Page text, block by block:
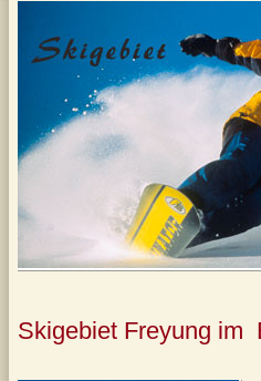
Skigebiet Freyung im